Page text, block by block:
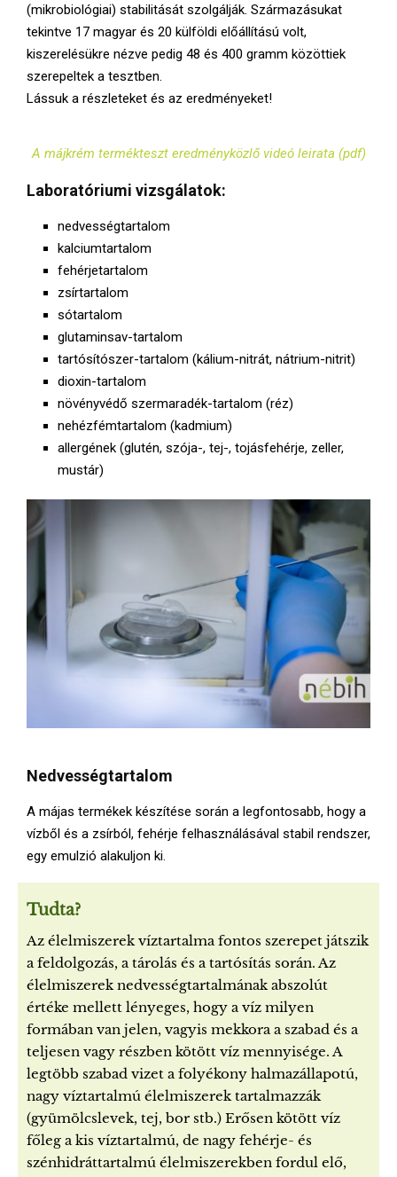
(mikrobiológiai) stabilitását szolgálják. Származásukat
tekintve 17 magyar és 20 külföldi előállítású volt,
kiszerelésükre nézve pedig 48 és 400 gramm közöttiek
szerepeltek a tesztben.
Lássuk a részleteket és az eredményeket!
A májkrém termékteszt eredményközlő videó leirata (pdf)
Laboratóriumi vizsgálatok:
nedvességtartalom
kalciumtartalom
fehérjetartalom
zsírtartalom
sótartalom
glutaminsav-tartalom
tartósítószer-tartalom (kálium-nitrát, nátrium-nitrit)
dioxin-tartalom
növényvédő szermaradék-tartalom (réz)
nehézfémtartalom (kadmium)
allergének (glutén, szója-, tej-, tojásfehérje, zeller,
mustár)
Nedvességtartalom
A májas termékek készítése során a legfontosabb, hogy a
vízből és a zsírból, fehérje felhasználásával stabil rendszer,
egy emulzió alakuljon ki.
Tudta?
Az élelmiszerek víztartalma fontos szerepet játszik
a feldolgozás, a tárolás és a tartósítás során. Az
élelmiszerek nedvességtartalmának abszolút
értéke mellett lényeges, hogy a víz milyen
formában van jelen, vagyis mekkora a szabad és a
teljesen vagy részben kötött víz mennyisége. A
legtöbb szabad vizet a folyékony halmazállapotú,
nagy víztartalmú élelmiszerek tartalmazzák
(gyümölcslevek, tej, bor stb.) Erősen kötött víz
főleg a kis víztartalmú, de nagy fehérje- és
szénhidráttartalmú élelmiszerekben fordul elő,